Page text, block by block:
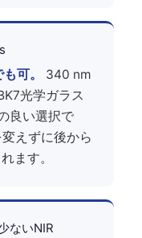
可。
340 nm
光学ガラス
良い選択で
えずに後から
ます。
ないNIR